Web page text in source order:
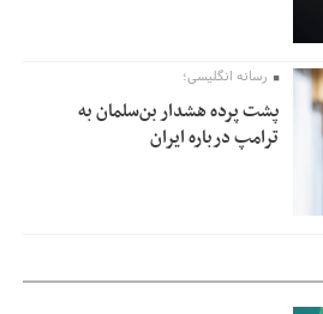
رسانه انگلیسی؛
پشت پرده هشدار بن‌سلمان به
ترامپ درباره ایران